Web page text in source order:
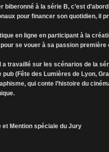
biberonné à la série B, c’est
pour financer son quotidien, il
en ligne en participant à la
se vouer à sa passion
travaillé sur les scénarios de la
(Fête des Lumières de Lyon,
qui conte l’histoire du
et Mention spéciale du Jury